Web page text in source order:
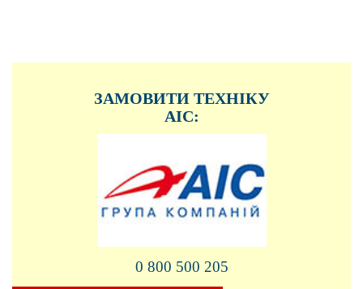
ЗАМОВИТИ ТЕХНІКУ
АІС:
0 800 500 205